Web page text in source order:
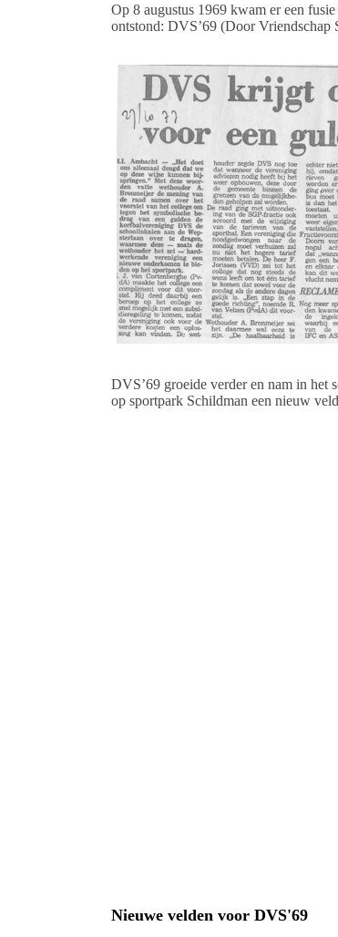
Op 8 augustus 1969 kwam er een
ontstond: DVS’69 (Door Vriendschap
DVS’69 groeide verder en nam in het
op sportpark Schildman een nieuw
Nieuwe velden voor DVS'69